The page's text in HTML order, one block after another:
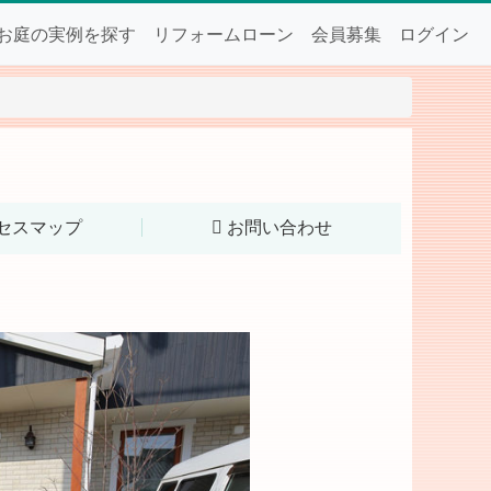
庭の実例を探す リフォームローン 会員募集 ログイン
スマップ お問い合わせ